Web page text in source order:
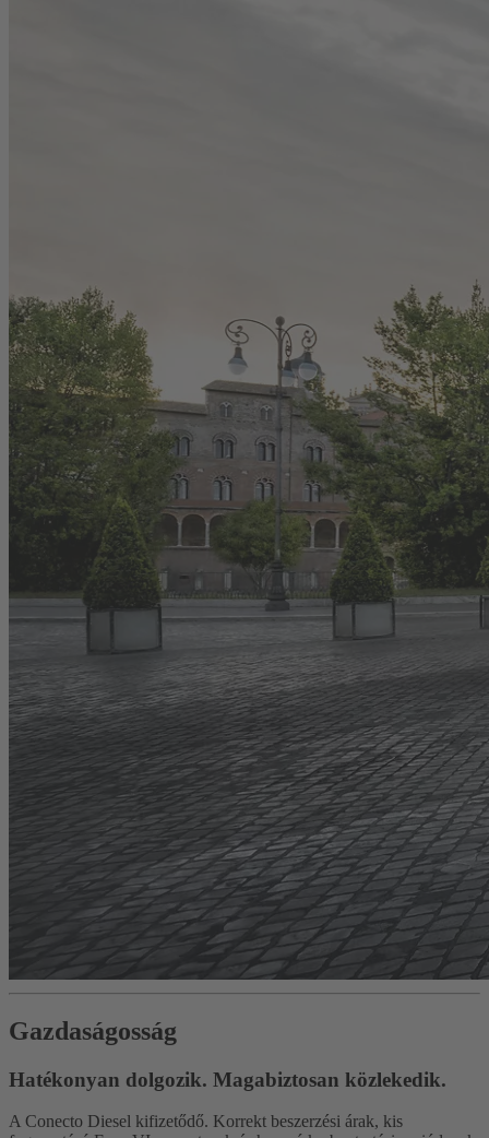
Gazdaságosság
Hatékonyan dolgozik. Magabiztosan közlekedik.
A Conecto Diesel kifizetődő. Korrekt beszerzési árak, kis